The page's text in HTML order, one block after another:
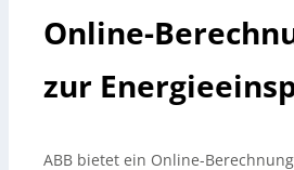
Online-
zur
ABB bietet ein Online-